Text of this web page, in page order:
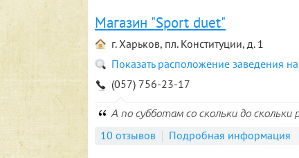
Магазин "Sport duet"
г. Харьков, пл. Конституции, д. 1
Показать расположение заведения
(057) 756-23-17
А по субботам со скольки до
10 отзывов Подробная информация